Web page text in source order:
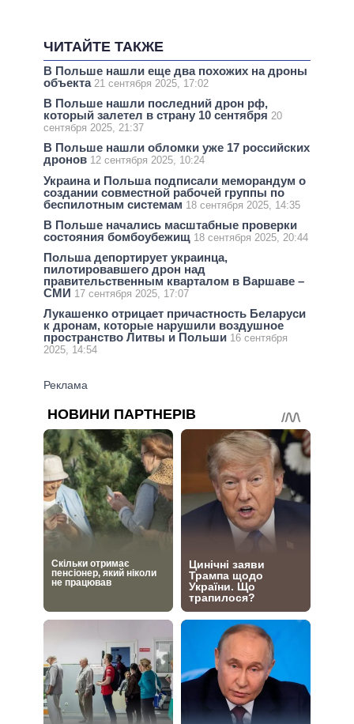
ЧИТАЙТЕ ТАКЖЕ
В Польше нашли еще два похожих на дроны
объекта 21 сентября 2025, 17:02
В Польше нашли последний дрон рф,
который залетел в страну 10 сентября 20
сентября 2025, 21:37
В Польше нашли обломки уже 17 российских
дронов 12 сентября 2025, 10:24
Украина и Польша подписали меморандум о
создании совместной рабочей группы по
беспилотным системам 18 сентября 2025, 14:35
В Польше начались масштабные проверки
состояния бомбоубежищ 18 сентября 2025, 20:44
Польша депортирует украинца,
пилотировавшего дрон над
правительственным кварталом в Варшаве –
СМИ 17 сентября 2025, 17:07
Лукашенко отрицает причастность Беларуси
к дронам, которые нарушили воздушное
пространство Литвы и Польши 16 сентября
2025, 14:54